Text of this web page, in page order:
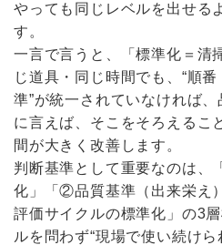
やっても同じレベルを出せる
す。
一言で言うと、「標準化＝清
じ道具・同じ時間でも、“順
準”が統一されていなければ
に言えば、そこをそろえるこ
間が大きく改善します。
判断基準として重要なのは
化」「②品質基準（出来栄え
評価サイクルの標準化」の3
ルを問わず“現場で使い続け